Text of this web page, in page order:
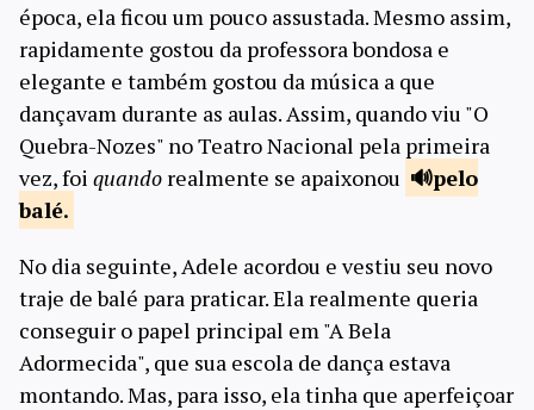
época, ela ficou um pouco assustada. Mesmo assim,
rapidamente gostou da professora bondosa e
elegante e também gostou da música a que
dançavam durante as aulas. Assim, quando viu "O
Quebra-Nozes" no Teatro Nacional pela primeira
vez, foi quando realmente se apaixonou
pelo
balé.
No dia seguinte, Adele acordou e vestiu seu novo
traje de balé para praticar. Ela realmente queria
conseguir o papel principal em "A Bela
Adormecida", que sua escola de dança estava
montando. Mas, para isso, ela tinha que aperfeiçoar